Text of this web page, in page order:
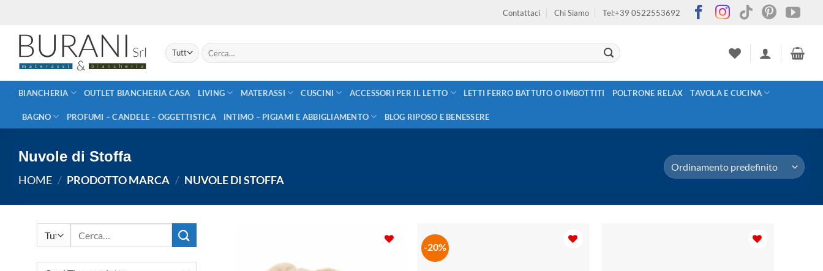
contenuti
Contattaci Chi Siamo Tel:+39 0522553692
Cerca:
BIANCHERIA OUTLET BIANCHERIA CASA LIVING MATERASSI CUSCINI ACCESSORI PER IL LETTO LETTI FERRO BATTUTO O IMBOTTITI POLTRONE RELAX TAVOLA E CUCINA
BAGNO PROFUMI – CANDELE – OGGETTISTICA INTIMO – PIGIAMI E ABBIGLIAMENTO BLOG RIPOSO E BENESSERE
Nuvole di Stoffa
HOME / PRODOTTO MARCA / NUVOLE DI STOFFA
-20%